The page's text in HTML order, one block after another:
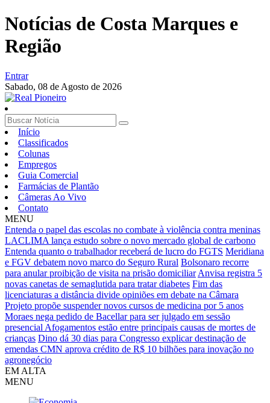
Notícias de Costa Marques e
Região
Entrar
Sabado, 08 de Agosto de 2026
Início
Classificados
Colunas
Empregos
Guia Comercial
Farmácias de Plantão
Câmeras Ao Vivo
Contato
MENU
Entenda o papel das escolas no combate à violência contra meninas
LACLIMA lança estudo sobre o novo mercado global de carbono
Entenda quanto o trabalhador receberá de lucro do FGTS Meridiana
e FGV debatem novo marco do Seguro Rural Bolsonaro recorre
para anular proibição de visita na prisão domiciliar Anvisa registra 5
novas canetas de semaglutida para tratar diabetes Fim das
licenciaturas a distância divide opiniões em debate na Câmara
Projeto propõe suspender novos cursos de medicina por 5 anos
Moraes nega pedido de Bacellar para ser julgado em sessão
presencial Afogamentos estão entre principais causas de mortes de
crianças Dino dá 30 dias para Congresso explicar destinação de
emendas CMN aprova crédito de R$ 10 bilhões para inovação no
agronegócio
EM ALTA
MENU